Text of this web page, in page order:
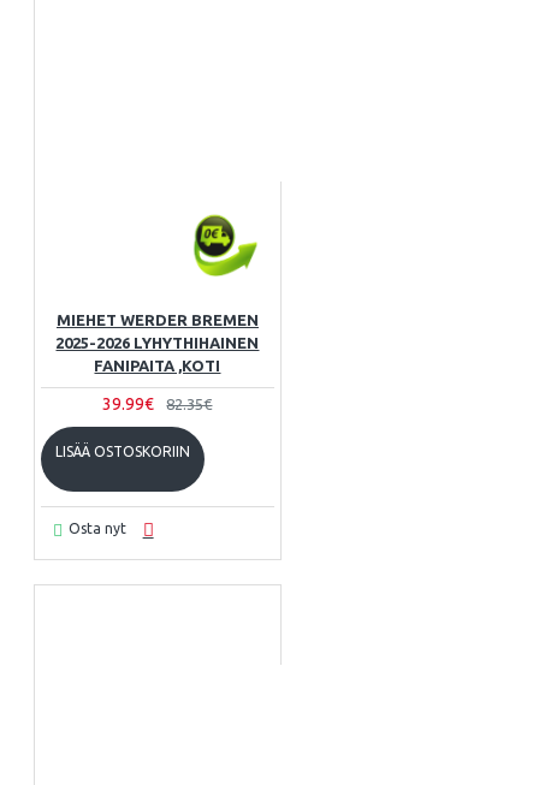
MIEHET WERDER BREMEN
2025-2026 LYHYTHIHAINEN
FANIPAITA ,KOTI
39.99€ 82.35€
LISÄÄ OSTOSKORIIN
Osta nyt